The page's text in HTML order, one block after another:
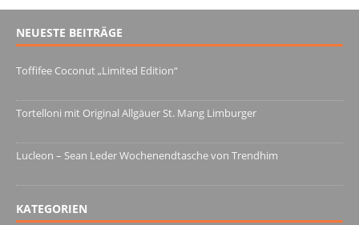
NEUESTE BEITRÄGE
Toffifee Coconut „Limited Edition“
Tortelloni mit Original Allgäuer St. Mang Limburger
Lucleon – Sean Leder Wochenendtasche von Trendhim
KATEGORIEN